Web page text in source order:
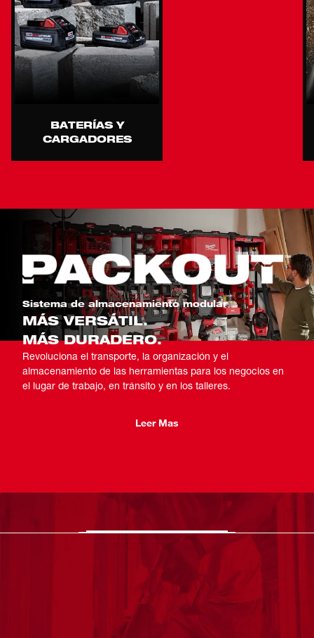
BATERÍAS Y
CARGADORES
Sistema de almacenamiento modular
MÁS VERSÁTIL.
MÁS DURADERO.
Revoluciona el transporte, la organización y el
almacenamiento de las herramientas para los negocios en
el lugar de trabajo, en tránsito y en los talleres.
Leer Mas